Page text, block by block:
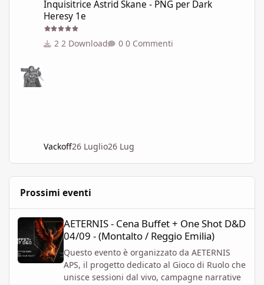
Inquisitrice Astrid Skane - PNG per Dark
Heresy 1e
2 Download 0 Commenti
Vackoff26 Luglio26 Lug
Prossimi eventi
AETERNIS - Cena Buffet + One Shot D&D 04/09 - (Montalto /
AETERNIS - Cena Buffet + One Shot D&D
04/09 - (Montalto / Reggio Emilia)
Questo evento è organizzato da AETERNIS
APS, il progetto dedicato al Gioco di Ruolo che
unisce sessioni dal vivo, campagne narrative